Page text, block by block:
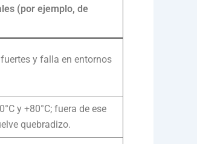
(por ejemplo, de
y falla en entornos
y +80°C; fuera de ese
quebradizo.